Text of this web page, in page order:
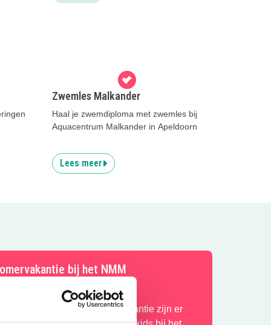
Zwemles Malkander
Haal je zwemdiploma met zwemles bij
Aquacentrum Malkander in Apeldoorn
Lees meer
bij het NMM
voor actie? In de zomervakantie zijn er